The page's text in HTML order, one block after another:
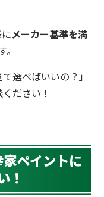
メーカー基準を満
選べばいいの？」
ださい！
ペイントに
！